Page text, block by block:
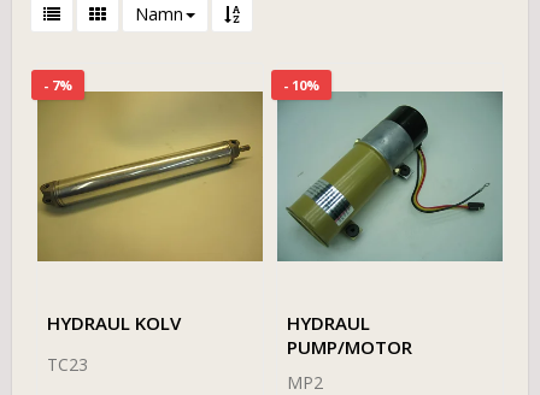
Namn
- 7%
HYDRAUL KOLV
TC23
- 10%
HYDRAUL
PUMP/MOTOR
MP2